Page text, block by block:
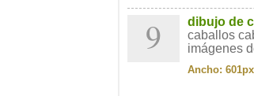
9
dibujo de
caballos
imágenes
Ancho: